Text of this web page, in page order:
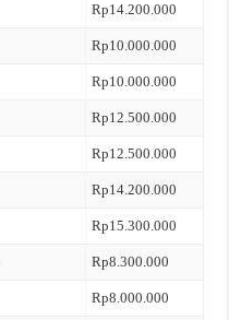
Rp14.200.000
Rp10.000.000
Rp10.000.000
Rp12.500.000
Rp12.500.000
Rp14.200.000
Rp15.300.000
Rp8.300.000
Rp8.000.000